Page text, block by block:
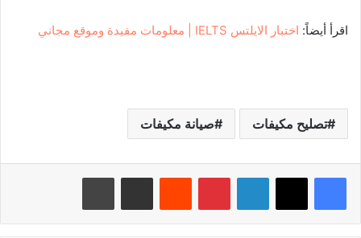
اقرأ أيضاً: اختبار الايلتس IELTS | معلومات مفيدة وموقع مجاني
تصليح مكيفات صيانة مكيفات
لينكدإن بينتيريست